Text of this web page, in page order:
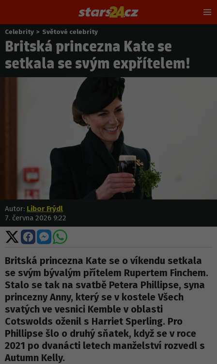
Nacházíte
se
zde:
Celebrity > Světové celebrity
Britská princezna Kate se
setkala se svým expřítelem!
Autor: Libor Frýdl
7. června 2026 9:22
Sdílet
na
X
Sdílet
na
Facebooku
Sdílet
na
Messengeru
Sdílet
WhatsApp
Britská princezna Kate se o víkendu setkala
se svým bývalým přítelem Rupertem Finchem.
Stalo se tak na svatbě Petera Phillipse, syna
princezny Anny, který se v kostele Všech
svatých ve vesnici Kemble v oblasti
Cotswolds oženil s Harriet Sperling. Pro
Phillipse šlo o druhý sňatek, když se v roce
2021 po dvanácti letech manželství rozvedl s
Autumn Kelly.